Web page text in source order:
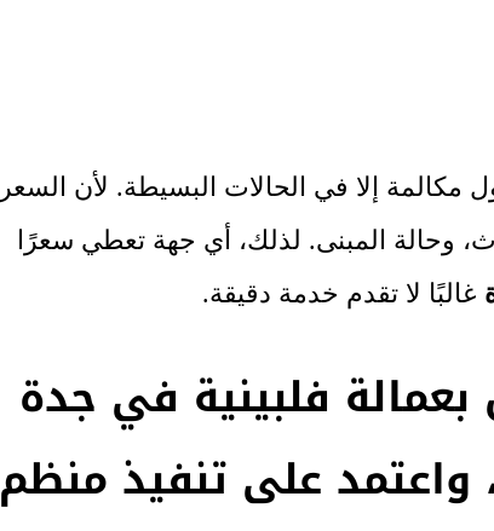
مكالمة إلا في الحالات البسيطة. لأن السعر
وحالة المبنى. لذلك، أي جهة تعطي سعرًا
غالبًا لا تقدم خدمة دقيقة.
فلبينية في جدة
واعتمد على تنفيذ منظم